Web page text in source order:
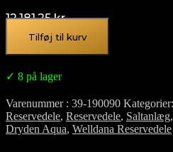
12.181,25kr.
Tilføj til kurv
✓ 8 på lager
Varenummer 39-190090 Kategorier
Reservedele, Reservedele, Saltanlæg,
Dryden Aqua, Welldana Reservedele